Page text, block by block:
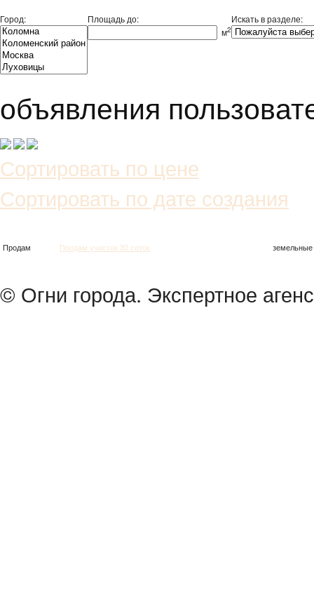
Город:
Площадь до:
м2
Искать в разделе:
объявления
Сортировать по цене
Сортировать по дате создания
Продам
Продам участок 30 соток земельные
© Огни города. Экспертное